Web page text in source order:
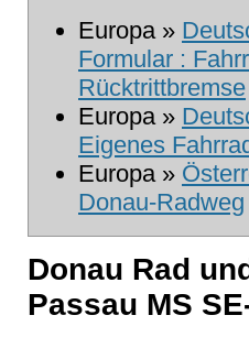
Europa »
Formular :
Rücktrittbremse
Europa »
Eigenes
Europa »
Donau-Radweg
Donau Rad
Passau MS